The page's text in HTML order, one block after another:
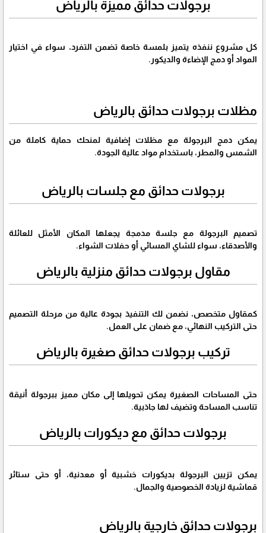
برجولات حدائق مميزة بالرياض
كل مشروع ننفذه يتميز بلمسة خاصة تضمن التفرد، سواء في اختيار
المواد أو دمج الإضاءة والديكور.
مظلات برجولات حدائق بالرياض
يمكن دمج البرجولة مع مظلات إضافية لمنحك حماية كاملة من
الشمس والمطر، باستخدام مواد عالية الجودة.
برجولات حدائق مع جلسات بالرياض
تصميم البرجولة مع جلسة مدمجة يجعلها المكان الأمثل للعائلة
والأصدقاء، سواء للشاي المسائي أو حفلات الشواء.
مقاول برجولات حدائق منزلية بالرياض
كمقاول متخصص، نضمن لك التنفيذ بجودة عالية من مرحلة التصميم
حتى التركيب النهائي، مع ضمان على العمل.
تركيب برجولات حدائق صغيرة بالرياض
حتى المساحات الصغيرة يمكن تحويلها إلى مكان مميز ببرجولة أنيقة
تناسب المساحة وتضيف لها جاذبية.
برجولات حدائق مع ديكورات بالرياض
يمكن تزيين البرجولة بديكورات خشبية أو معدنية، أو حتى ستائر
قماشية لزيادة الخصوصية والجمال.
برجولات حدائق خارجية بالرياض